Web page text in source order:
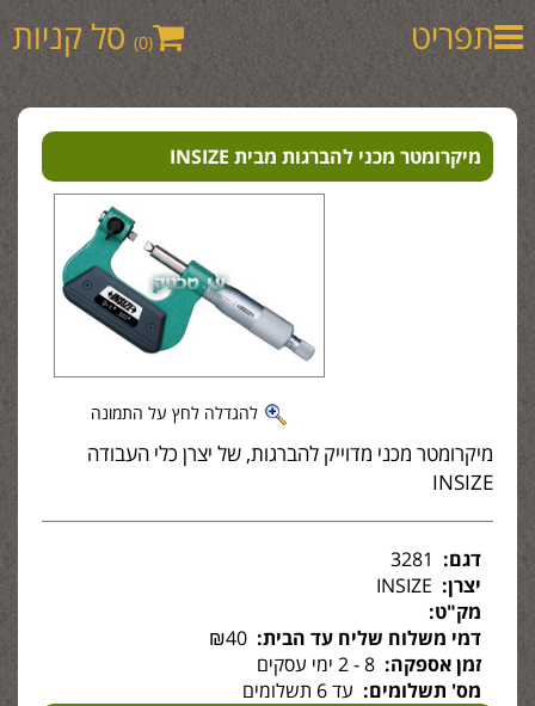
תפריט (0) סל קניות
מיקרומטר מכני להברגות מבית INSIZE
להגדלה לחץ על התמונה
מיקרומטר מכני מדוייק להברגות, של יצרן כלי העבודה
INSIZE
דגם:
יצרן:
מק"ט:
דמי משלוח שליח עד הבית:
זמן אספקה:
מס' תשלומים: עד 6 תשלומים